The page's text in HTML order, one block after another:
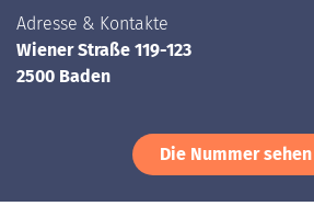
Adresse & Kontakte
Wiener Straße 119-123
2500 Baden
Die Nummer sehen